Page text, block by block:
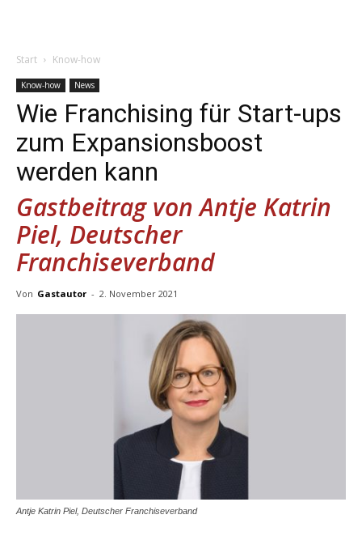
Start Know-how
Know-how News
Wie Franchising für Start-ups
zum Expansionsboost
werden kann
Gastbeitrag von Antje Katrin
Piel, Deutscher
Franchiseverband
Von Gastautor - 2. November 2021
Antje Katrin Piel, Deutscher Franchiseverband